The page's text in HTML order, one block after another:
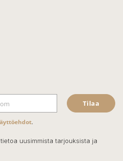
Tilaa
.
uusimmista tarjouksista ja